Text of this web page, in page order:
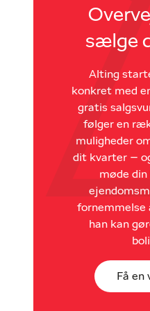
sælge
Alting
konkret med
gratis
følger en
muligheder
dit kvarter –
møde din
fornemmelse
han kan
Få en